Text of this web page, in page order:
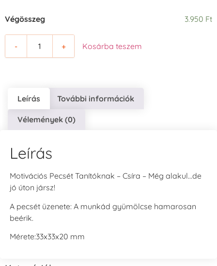
Végösszeg 3.950 Ft
- + Kosárba teszem
Leírás További információk
Vélemények (0)
Leírás
Motivációs Pecsét Tanítóknak – Csíra – Még alakul…de
jó úton jársz!
A pecsét üzenete: A munkád gyümölcse hamarosan
beérik.
Mérete:33x33x20 mm